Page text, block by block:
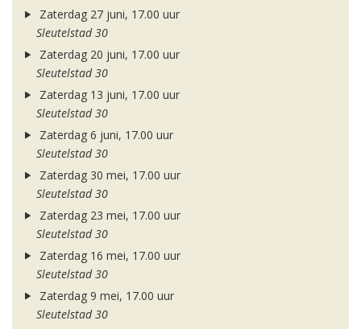
Zaterdag 27 juni, 17.00 uur
Sleutelstad 30
Zaterdag 20 juni, 17.00 uur
Sleutelstad 30
Zaterdag 13 juni, 17.00 uur
Sleutelstad 30
Zaterdag 6 juni, 17.00 uur
Sleutelstad 30
Zaterdag 30 mei, 17.00 uur
Sleutelstad 30
Zaterdag 23 mei, 17.00 uur
Sleutelstad 30
Zaterdag 16 mei, 17.00 uur
Sleutelstad 30
Zaterdag 9 mei, 17.00 uur
Sleutelstad 30